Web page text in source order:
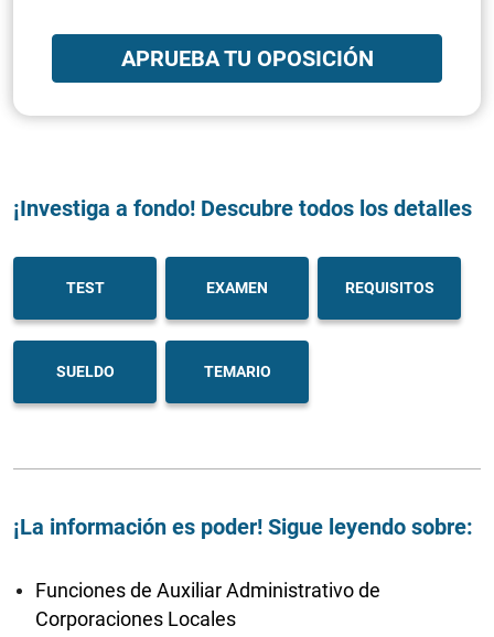
APRUEBA TU OPOSICIÓN
¡Investiga a fondo! Descubre todos los detalles
TEST EXAMEN REQUISITOS
SUELDO TEMARIO
¡La información es poder! Sigue leyendo sobre:
Funciones de Auxiliar Administrativo de
Corporaciones Locales